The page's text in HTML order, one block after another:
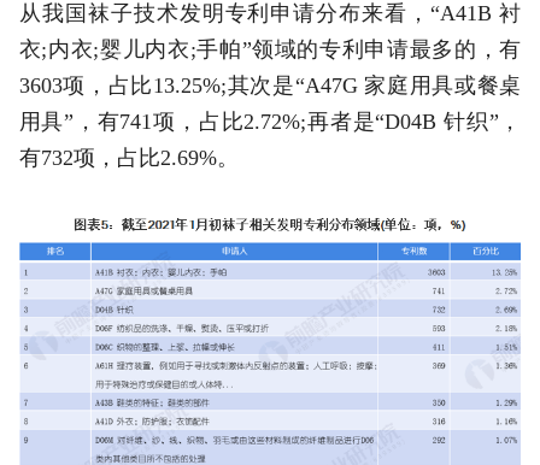
从我国袜子技术发明专利申请分布来看，“A41B 衬
衣;内衣;婴儿内衣;手帕”领域的专利申请最多的，有
3603项，占比13.25%;其次是“A47G 家庭用具或餐桌
用具”，有741项，占比2.72%;再者是“D04B 针织”，
有732项，占比2.69%。